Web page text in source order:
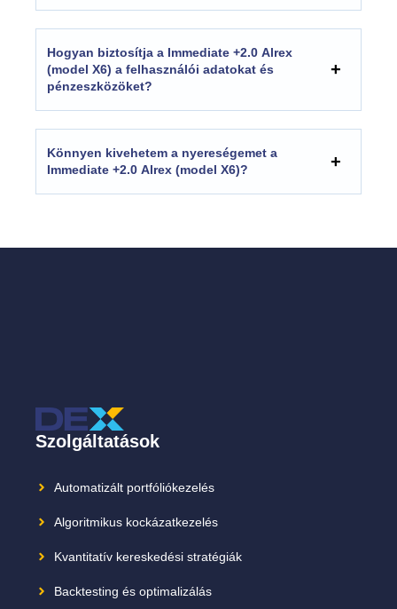
Hogyan biztosítja a Immediate +2.0 Alrex
(model X6) a felhasználói adatokat és
pénzeszközöket?
Könnyen kivehetem a nyereségemet a
Immediate +2.0 Alrex (model X6)?
Szolgáltatások
Automatizált portfóliókezelés
Algoritmikus kockázatkezelés
Kvantitatív kereskedési stratégiák
Backtesting és optimalizálás